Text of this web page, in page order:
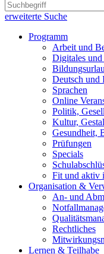
erweiterte Suche
Programm
Arbeit und
Digitales
Deutsch und
Sprachen
Online
Politik,
Kultur,
Gesundheit,
Prüfungen
Specials
Fit und aktiv
Organisation &
An- und
Rechtliches
Lernen & Teilhabe